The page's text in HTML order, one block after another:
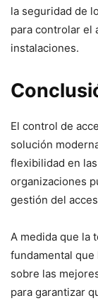
la seguridad de
para controlar el
instalaciones.
El control de
solución
flexibilidad en
organizaciones
gestión del
A medida que la
fundamental que
sobre las
para garantizar